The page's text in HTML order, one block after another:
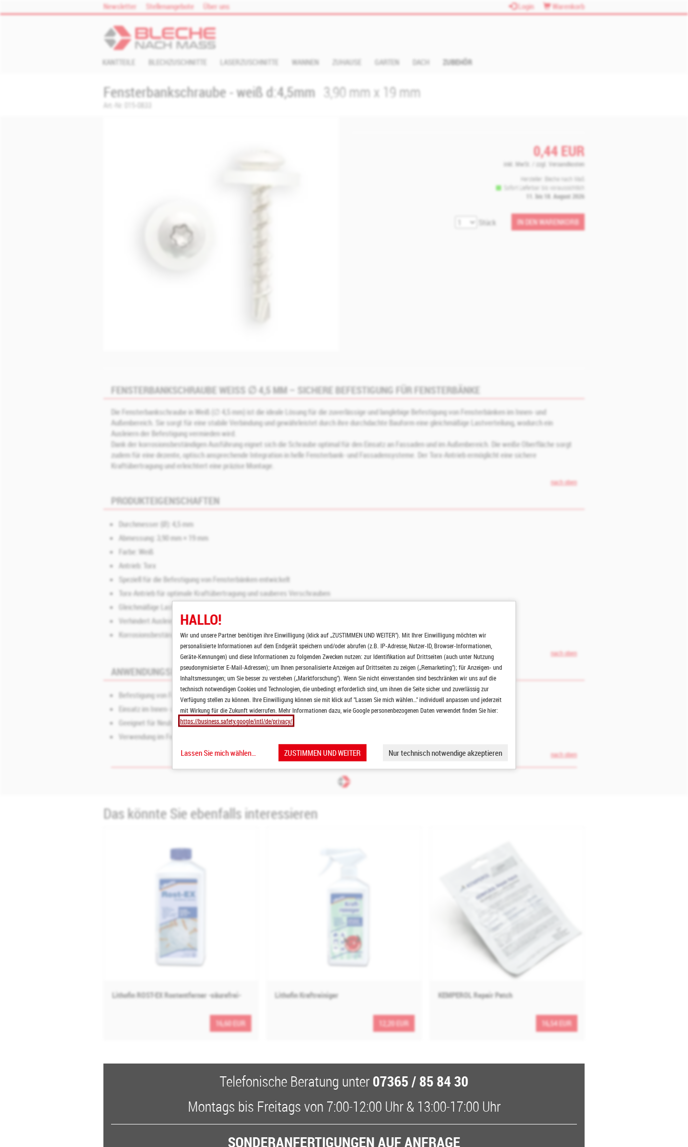
HALLO!
Wir und unsere Partner benötigen ihre Einwilligung (klick auf „ZUSTIMMEN UND WEITER"). Mit Ihrer Einwilligung möchten wir
personalisierte Informationen auf dem Endgerät speichern und/oder abrufen (z.B. IP-Adresse, Nutzer-ID, Browser-Informationen,
Geräte-Kennungen) und diese Informationen zu folgenden Zwecken nutzen: zur Identifikation auf Drittseiten (auch unter Nutzung
pseudonymisierter E-Mail-Adressen); um Ihnen personalisierte Anzeigen auf Drittseiten zu zeigen („Remarketing"); für Anzeigen- und
Inhaltsmessungen; um Sie besser zu verstehen („Marktforschung"). Wenn Sie nicht einverstanden sind beschränken wir uns auf die
technisch notwendigen Cookies und Technologien, die unbedingt erforderlich sind, um ihnen die Seite sicher und zuverlässig zur
Verfügung stellen zu können. Ihre Einwilligung können sie mit klick auf "Lassen Sie mich wählen…" individuell anpassen und jederzeit
mit Wirkung für die Zukunft widerrufen. Mehr Informationen dazu, wie Google personenbezogenen Daten verwendet finden Sie hier:
https://business.safety.google/intl/de/privacy/
ZUSTIMMEN UND WEITER Nur technisch notwendige akzeptieren
Lassen Sie mich wählen…
Newsletter Stellenangebote Über uns Login Warenkorb
KANTTEILE BLECHZUSCHNITTE LASERZUSCHNITTE WANNEN ZUHAUSE GARTEN DACH ZUBEHÖR
Fensterbankschraube - weiß d:4,5mm 3,90 mm x 19 mm
Art.-Nr. 015-0833
0,44EUR
inkl. MwSt. / zzgl. Versandkosten
Hersteller:
Bleche nach Maß
Sofort Lieferbar bis voraussichtlich
11. bis 18. August 2026
Stück IN DEN WARENKORB
FENSTERBANKSCHRAUBE WEISS ∅ 4,5 MM – SICHERE BEFESTIGUNG FÜR FENSTERBÄNKE
Die Fensterbankschraube in Weiß (∅ 4,5 mm) ist die ideale Lösung für die zuverlässige und langlebige Befestigung von Fensterbänken im Innen- und
Außenbereich. Sie sorgt für eine stabile Verbindung und gewährleistet durch ihre durchdachte Bauform eine gleichmäßige Lastverteilung, wodurch ein
Ausleiern der Befestigung vermieden wird.
Dank der korrosionsbeständigen Ausführung eignet sich die Schraube optimal für den Einsatz an Fassaden und im Außenbereich. Die weiße Oberfläche sorgt
zudem für eine dezente, optisch ansprechende Integration in helle Fensterbank‑ und Fassadensysteme. Der Torx‑Antrieb ermöglicht eine sichere
Kraftübertragung und erleichtert eine präzise Montage.
nach oben
PRODUKTEIGENSCHAFTEN
Durchmesser (Ø): 4,5 mm
Abmessung: 3,90 mm × 19 mm
Farbe: Weiß
Antrieb: Torx
Speziell für die Befestigung von Fensterbänken entwickelt
Torx‑Antrieb für optimale Kraftübertragung und sauberes Verschrauben
Gleichmäßige Lastverteilung für dauerhaften, sicheren Halt
Verhindert Ausleiern und Lockerung der Befestigung
Korrosionsbeständig und geeignet für Innen- und Außenanwendungen
nach oben
ANWENDUNGSBEREICH
Befestigung von Fensterbänken an Fassaden und Mauerwerk
Einsatz im Innen- und Außenbereich
Geeignet für Neubau, Sanierung und Renovierung
Verwendung im Fensterbau sowie im Ausbauhandwerk
nach oben
Das könnte Sie ebenfalls interessieren
Lithofin ROST-EX Rostentferner -säurefrei-
16,60 EUR
Lithofin Kraftreiniger
12,20 EUR
KEMPEROL Repair Patch
16,54 EUR
Telefonische Beratung unter07365 / 85 84 30
Montags bis Freitagsvon 7:00-12:00 Uhr & 13:00-17:00 Uhr
SONDERANFERTIGUNGEN AUF ANFRAGE